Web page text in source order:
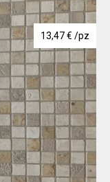
13,47€ /pz